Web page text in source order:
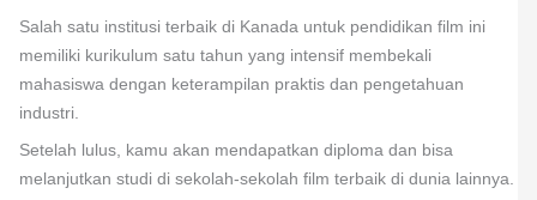
Salah satu institusi terbaik di Kanada untuk pendidikan film ini
memiliki kurikulum satu tahun yang intensif membekali
mahasiswa dengan keterampilan praktis dan pengetahuan
industri.
Setelah lulus, kamu akan mendapatkan diploma dan bisa
melanjutkan studi di sekolah-sekolah film terbaik di dunia lainnya.